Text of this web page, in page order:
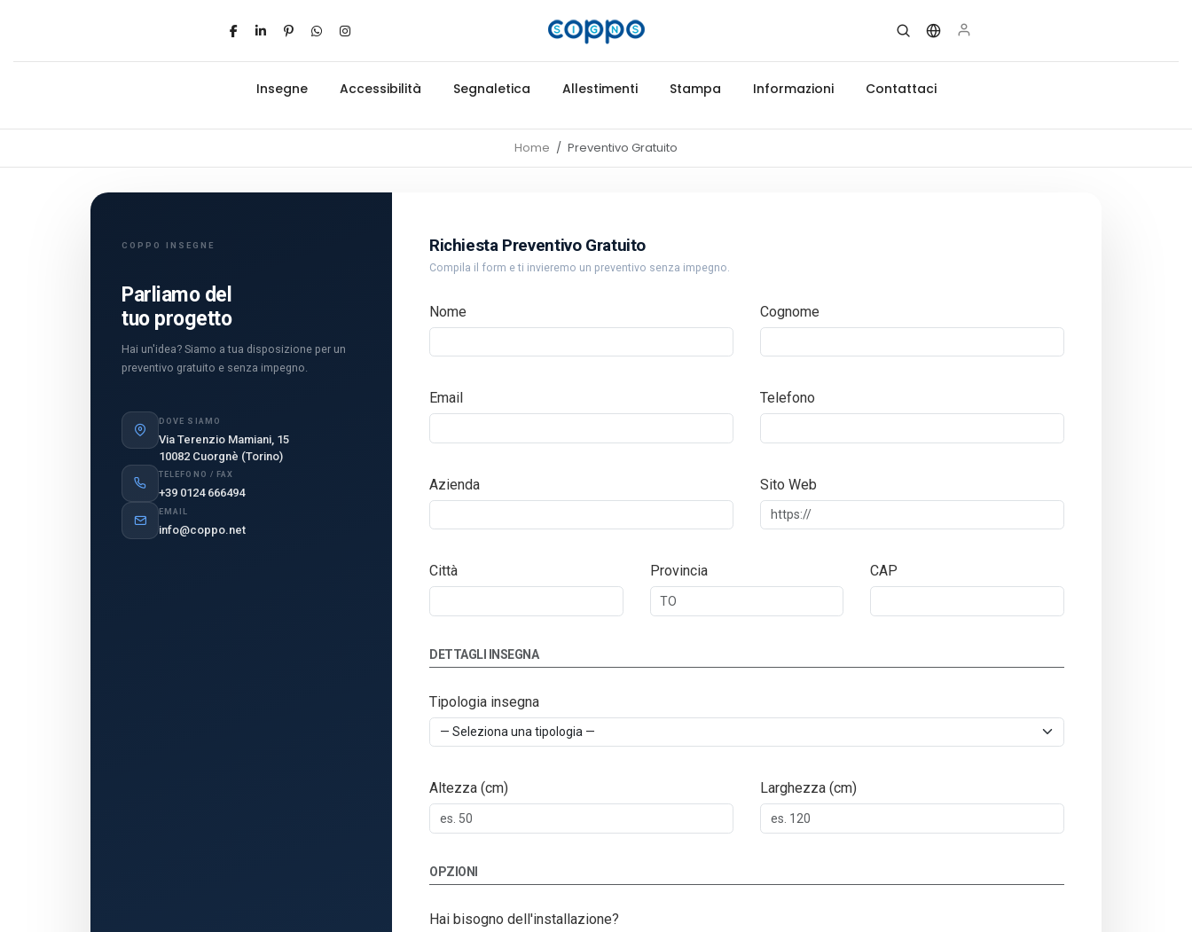
Insegne Accessibilità Segnaletica Allestimenti Stampa Informazioni Contattaci
Home Preventivo Gratuito
COPPO INSEGNE
Parliamo del
tuo progetto
Hai un'idea? Siamo a tua disposizione per un
preventivo gratuito e senza impegno.
DOVE SIAMO
Via Terenzio Mamiani, 15
10082 Cuorgnè (Torino)
TELEFONO / FAX
+39 0124 666494
EMAIL
info@coppo.net
Richiesta Preventivo Gratuito
Compila il form e ti invieremo un preventivo senza impegno.
Nome Cognome
Email Telefono
Azienda Sito Web
Città Provincia CAP
DETTAGLI INSEGNA
Tipologia insegna
Altezza (cm) Larghezza (cm)
OPZIONI
Hai bisogno dell'installazione?